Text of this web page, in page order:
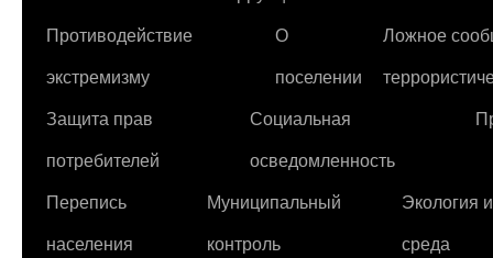
Противодействие
экстремизму
О
поселении
Ложное
Защита прав
потребителей
Социальная
осведомленность
Перепись
населения
Муниципальный
контроль
Экология
среда